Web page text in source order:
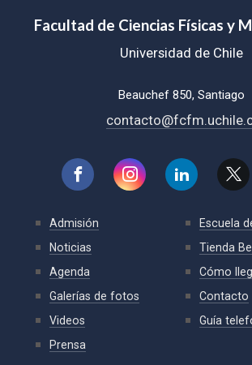
Facultad de Ciencias Físicas y
Universidad de Chile
Beauchef 850, Santiago
Admisión
Noticias
Agenda
Galerías de fotos
Videos
Prensa
Escuela
Tienda
Cómo
Contacto
Guía